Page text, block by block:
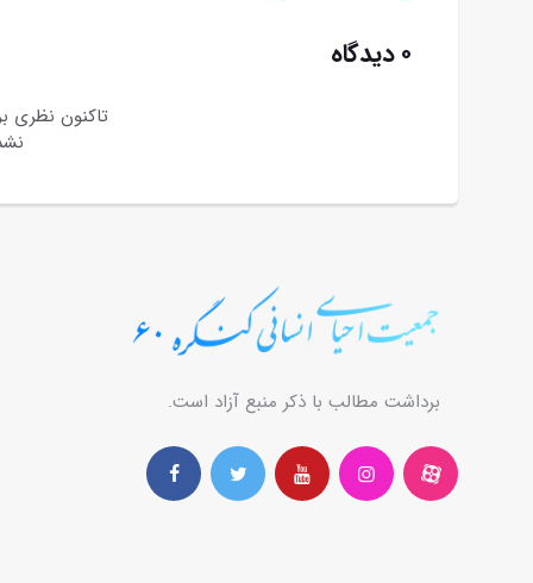
۰ دیدگاه
تاکنون نظری
برداشت مطالب با ذکر منبع آزاد است.